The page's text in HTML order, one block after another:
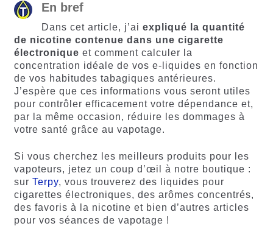
En bref
Dans cet article, j’ai expliqué la quantité
de nicotine contenue dans une cigarette
électronique et comment calculer la
concentration idéale de vos e-liquides en fonction
de vos habitudes tabagiques antérieures.
J’espère que ces informations vous seront utiles
pour contrôler efficacement votre dépendance et,
par la même occasion, réduire les dommages à
votre santé grâce au vapotage.
Si vous cherchez les meilleurs produits pour les
vapoteurs, jetez un coup d’œil à notre boutique :
sur Terpy, vous trouverez des liquides pour
cigarettes électroniques, des arômes concentrés,
des favoris à la nicotine et bien d’autres articles
pour vos séances de vapotage !